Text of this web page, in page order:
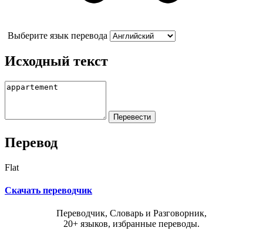
Выберите язык перевода
Исходный текст
Перевод
Flat
Скачать переводчик
Переводчик, Словарь и Разговорник,
20+ языков, избранные переводы.